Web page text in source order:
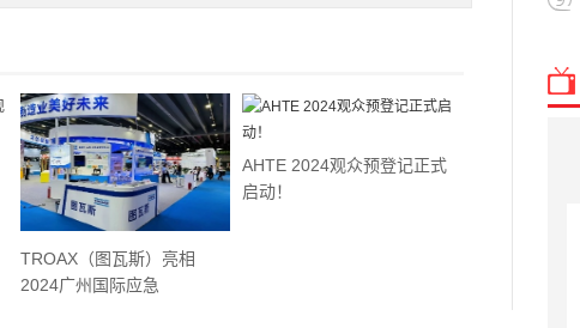
TROAX（图瓦斯）亮相
2024广州国际应急
AHTE 2024观众预登记正式
启动！